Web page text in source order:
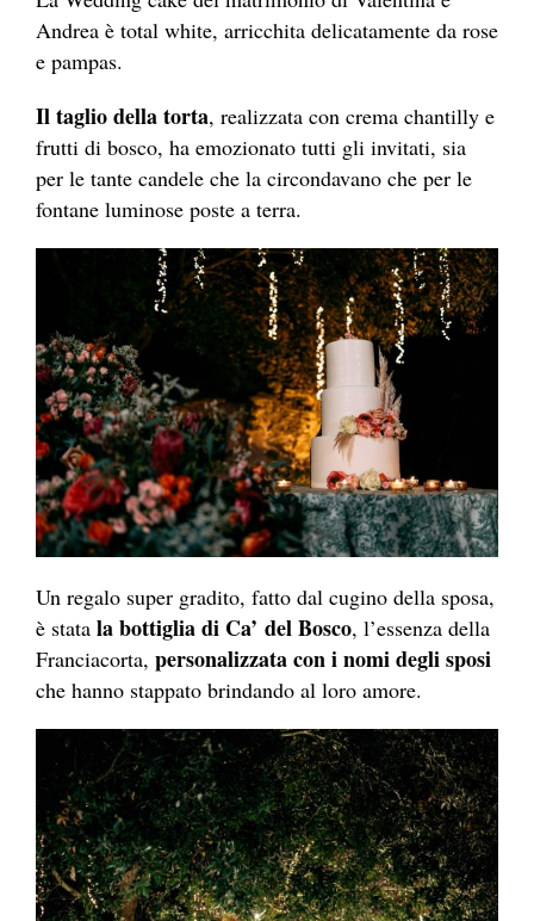
Andrea è total white, arricchita delicatamente da rose
e pampas.
Il taglio della torta, realizzata con crema chantilly e
frutti di bosco, ha emozionato tutti gli invitati, sia
per le tante candele che la circondavano che per le
fontane luminose poste a terra.
Un regalo super gradito, fatto dal cugino della sposa,
è stata la bottiglia di Ca’ del Bosco, l’essenza della
Franciacorta, personalizzata con i nomi degli sposi
che hanno stappato brindando al loro amore.